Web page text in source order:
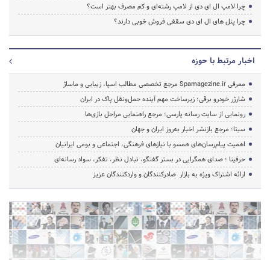
چرا لامپ ال ای دی از لامپ رشته‌ای و کم مصرف بهتر است؟
چرا پنل های ال ای دی سقفی فروش خوبی دارند؟
اخبار مرتبط با حوزه
معرفی Spamagezine.ir مرجع تخصصی مطالب اسپا، زیبایی و ماساژ
شارژر خودرو برقی؛ زیرساخت مهم آینده حمل‌ونقل پاک در ایران
رونمایی از سایت رسانه پارسی؛ مرجع راهنمایی مراحل بازی‌ها
سیتا؛ مرجع بازنشر اخبار به‌روز ایران و جهان
اهمیت پیام‌رسان‌های همسو با نیازهای فرهنگی، اجتماعی و بومی ایرانیان
حرفینا ؛ صدای همگرایی در بستر گفتگو، تبادل نظر، تفکر، سواد رسانه‌ای
ارائه اشتراک ویژه به بازار صادرکنندگان و واردکنندگان عزیز